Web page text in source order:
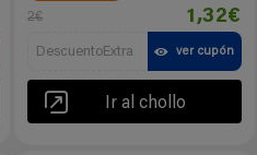
2€ 1,32€
DescuentoExtra ver cupón
Ir al chollo